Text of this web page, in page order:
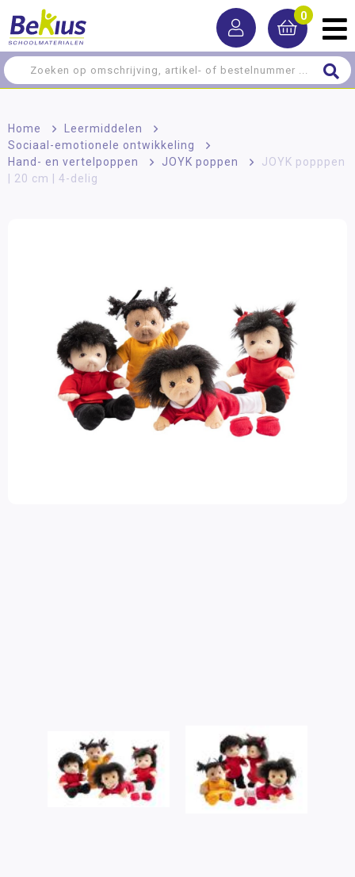
0
Home > Leermiddelen
>
Sociaal-emotionele ontwikkeling
>
Hand- en vertelpoppen
> JOYK poppen >
JOYK popppen
| 20 cm | 4-delig